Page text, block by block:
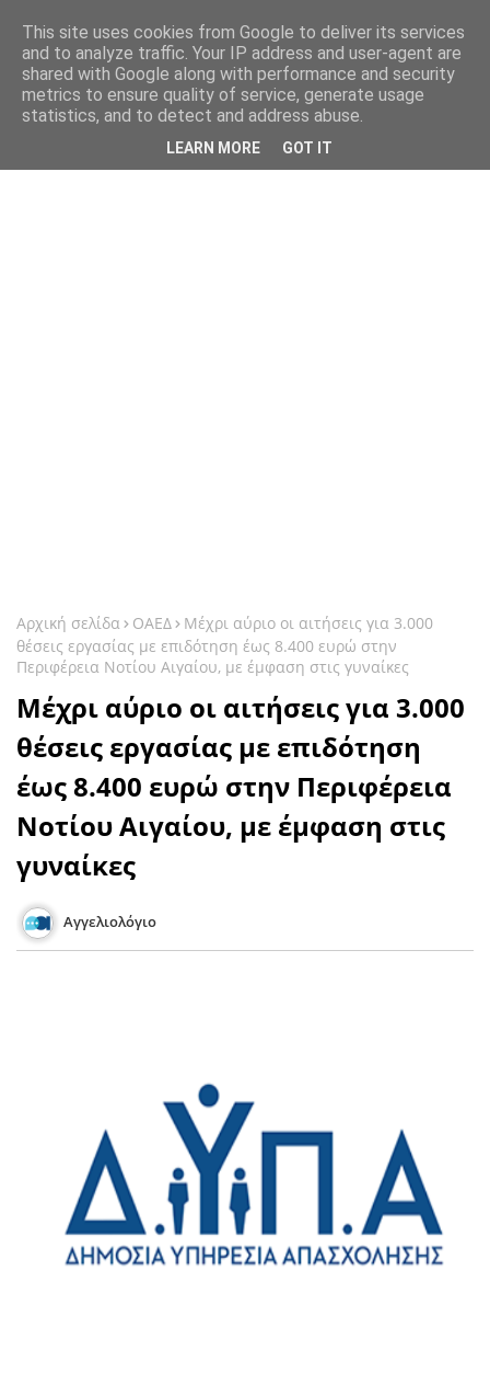
Αρχική σελίδα ΟΑΕΔ
Μέχρι αύριο οι αιτήσεις για 3.000
θέσεις εργασίας με επιδότηση έως 8.400 ευρώ στην
Περιφέρεια Νοτίου Αιγαίου, με έμφαση στις γυναίκες
Μέχρι αύριο οι αιτήσεις για 3.000
θέσεις εργασίας με επιδότηση
έως 8.400 ευρώ στην Περιφέρεια
Νοτίου Αιγαίου, με έμφαση στις
γυναίκες
Αγγελιολόγιο
This site uses cookies from Google to deliver its services
and to analyze traffic. Your IP address and user-agent are
shared with Google along with performance and security
metrics to ensure quality of service, generate usage
statistics, and to detect and address abuse.
LEARN MORE GOT IT